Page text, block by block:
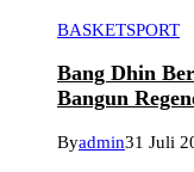
BASKETSPORT
Bang Dhin
Bangun
Byadmin31 Juli